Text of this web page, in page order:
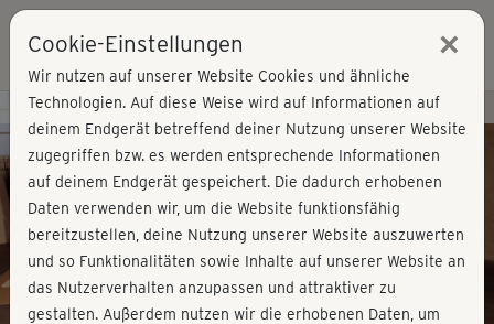
Play
Video
Kursvorschau - Jetzt mitmachen!
Cookie-Einstellungen ×
Wir nutzen auf unserer Website Cookies und ähnliche
Technologien. Auf diese Weise wird auf Informationen auf
deinem Endgerät betreffend deiner Nutzung unserer Website
zugegriffen bzw. es werden entsprechende Informationen
auf deinem Endgerät gespeichert. Die dadurch erhobenen
Daten verwenden wir, um die Website funktionsfähig
bereitzustellen, deine Nutzung unserer Website auszuwerten
und so Funktionalitäten sowie Inhalte auf unserer Website an
das Nutzerverhalten anzupassen und attraktiver zu
gestalten. Außerdem nutzen wir die erhobenen Daten, um